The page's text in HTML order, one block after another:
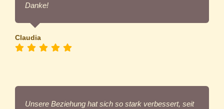
Danke!
Claudia
Unsere Beziehung hat sich so stark verbessert, seit